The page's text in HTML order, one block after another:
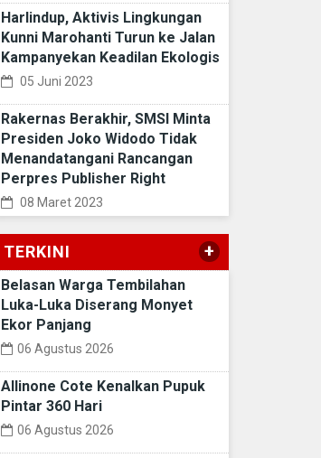
Harlindup, Aktivis Lingkungan
Kunni Marohanti Turun ke Jalan
Kampanyekan Keadilan Ekologis
05 Juni 2023
Rakernas Berakhir, SMSI Minta
Presiden Joko Widodo Tidak
Menandatangani Rancangan
Perpres Publisher Right
08 Maret 2023
TERKINI +
Belasan Warga Tembilahan
Luka-Luka Diserang Monyet
Ekor Panjang
06 Agustus 2026
Allinone Cote Kenalkan Pupuk
Pintar 360 Hari
06 Agustus 2026